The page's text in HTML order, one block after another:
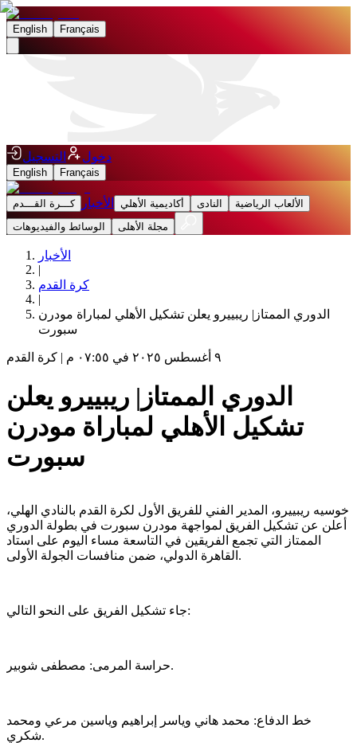
English Français
دخول التسجيل
English Français
كـــرة القـــدم الأخبار أكاديمية الأهلي النادى
الألعاب الرياضية
الوسائط والفيديوهات
مجلة الأهلى
الأخبار
|
كرة القدم
|
الدوري الممتاز| ريبييرو يعلن تشكيل الأهلي لمباراة مودرن
سبورت
٩ أغسطس ٢٠٢٥ في ٠٧:٥٥ م | كرة القدم
الدوري الممتاز| ريبييرو يعلن
تشكيل الأهلي لمباراة مودرن
سبورت
خوسيه ريبييرو، المدير الفني للفريق الأول لكرة القدم بالنادي الهلي،
أعلن عن تشكيل الفريق لمواجهة مودرن سبورت في بطولة الدوري
الممتاز التي تجمع الفريقين في التاسعة مساء اليوم على استاد
القاهرة الدولي، ضمن منافسات الجولة الأولى.
جاء تشكيل الفريق على النحو التالي:
حراسة المرمى: مصطفى شوبير.
خط الدفاع: محمد هاني وياسر إبراهيم وياسين مرعي ومحمد
شكري.